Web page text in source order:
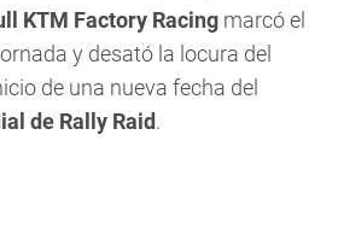
KTM Factory Racing marcó el
y desató la locura del
de una nueva fecha del
de Rally Raid.